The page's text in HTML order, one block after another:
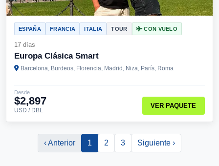
ESPAÑA FRANCIA ITALIA TOUR CON VUELO
17 días
Europa Clásica Smart
Barcelona, Burdeos, Florencia, Madrid, Niza, París, Roma
Desde
$2,897
USD / DBL
VER PAQUETE
‹ Anterior 1 2 3 Siguiente ›